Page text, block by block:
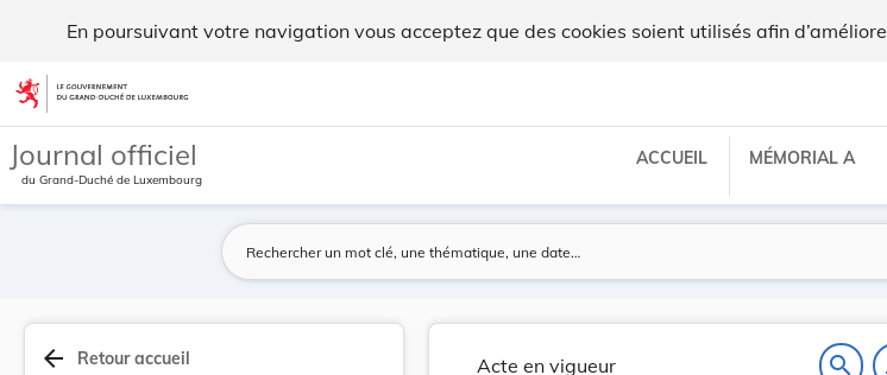
En poursuivant votre navigation vous acceptez que des cookies soient utilisés afin
Aller au contenu
Journal officiel
du Grand-Duché de Luxembourg
ACCUEIL MÉMORIAL A
arrow_back Retour accueil Acte en vigueur search